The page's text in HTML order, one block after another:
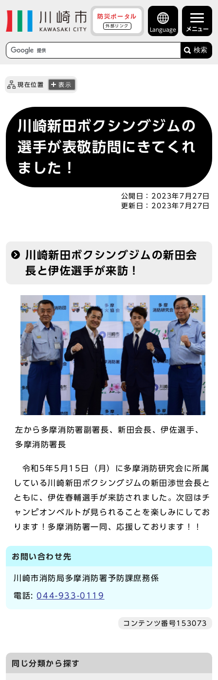
防災ポータル
外部リンク
Language メニュー
検索
現在位置 表示
川崎新田ボクシングジムの
選手が表敬訪問にきてくれ
ました！
公開日： 2023年7月27日
更新日： 2023年7月27日
川崎新田ボクシングジムの新田会
長と伊佐選手が来訪！
左から多摩消防署副署長、新田会長、伊佐選手、
多摩消防署長
令和5年5月15日（月）に多摩消防研究会に所属
している川崎新田ボクシングジムの新田渉世会長と
ともに、伊佐春輔選手が来訪されました。次回はチ
ャンピオンベルトが見られることを楽しみにしてお
ります！多摩消防署一同、応援しております！！
お問い合わせ先
川崎市消防局多摩消防署予防課庶務係
電話: 044-933-0119
コンテンツ番号153073
同じ分類から探す